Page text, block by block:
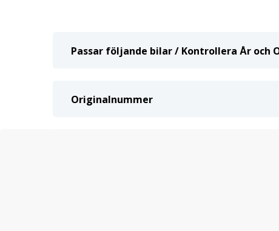
Passar följande bilar / Kontrollera År och
Originalnummer